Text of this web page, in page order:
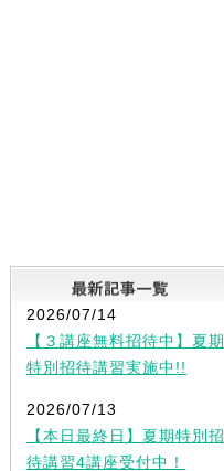
2026/07/14
【３講座無料招待中】夏期
特別招待講習実施中!!
2026/07/13
【本日最終日】夏期特別招
待講習4講座受付中！